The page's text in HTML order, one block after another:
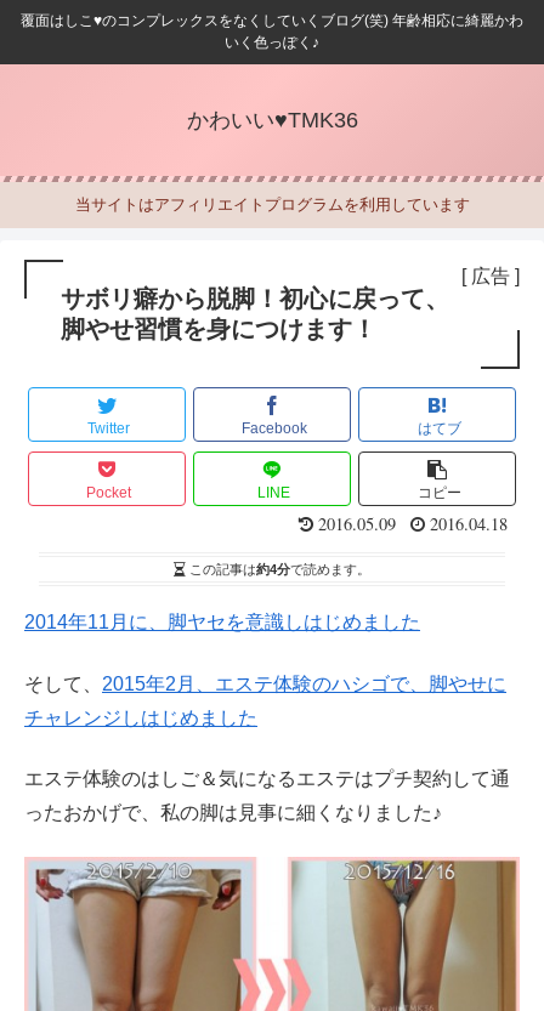
覆面はしこ♥のコンプレックスをなくしていくブログ(笑) 年齢相応に綺麗かわ
いく色っぽく♪
かわいい♥TMK36
当サイトはアフィリエイトプログラムを利用しています
[ 広告 ]
サボリ癖から脱脚！初心に戻って、
脚やせ習慣を身につけます！
Twitter Facebook はてブ
Pocket LINE コピー
2016.05.09 2016.04.18
この記事は約4分で読めます。
2014年11月に、脚ヤセを意識しはじめました
そして、 2015年2月、エステ体験のハシゴで、脚やせに
チャレンジしはじめました
エステ体験のはしご＆気になるエステはプチ契約して通
ったおかげで、私の脚は見事に細くなりました♪